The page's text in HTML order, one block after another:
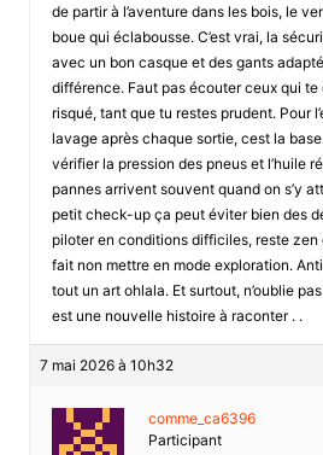
de partir à l’aventure dans les bois, le
boue qui éclabousse. C’est vrai, la
avec un bon casque et des gants
différence. Faut pas écouter ceux qui te
risqué, tant que tu restes prudent. Pour
lavage après chaque sortie, cest la
vérifier la pression des pneus et l’huile
pannes arrivent souvent quand on s’y
petit check-up ça peut éviter bien des
piloter en conditions difficiles, reste zen
fait non mettre en mode exploration.
tout un art ohlala. Et surtout, n’oublie
est une nouvelle histoire à raconter . .
7 mai 2026 à 10h32
comme_ca6396
Participant